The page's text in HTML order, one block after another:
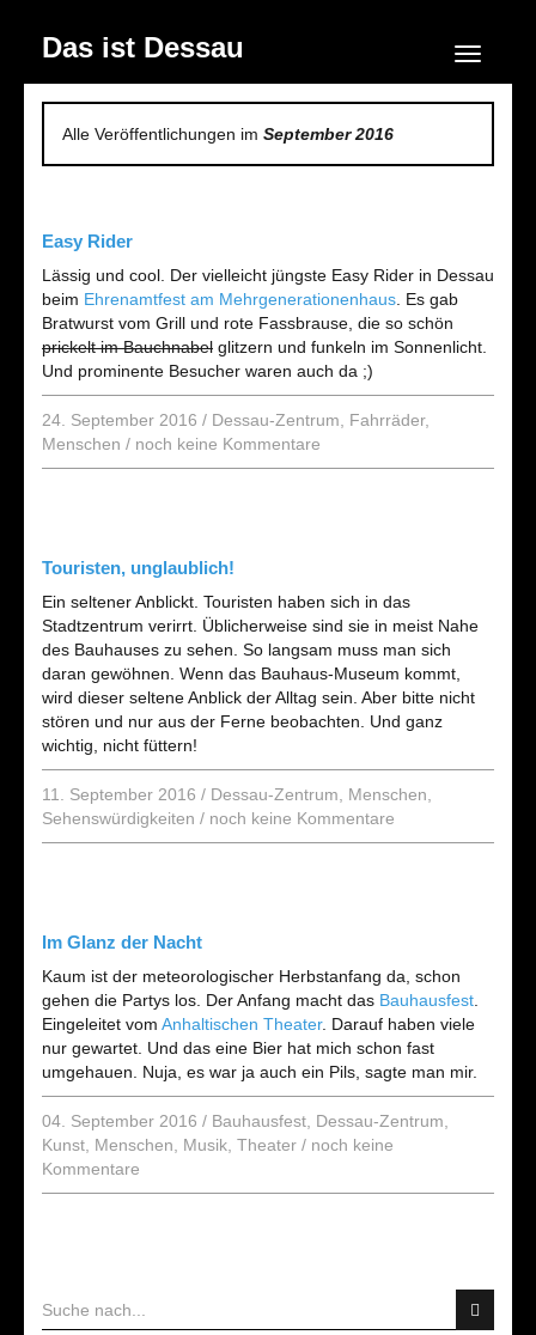
Das ist Dessau Navigation
Alle Veröffentlichungen im September 2016
Easy Rider
Lässig und cool. Der vielleicht jüngste Easy Rider in Dessau
beim Ehrenamtfest am Mehrgenerationenhaus . Es gab
Bratwurst vom Grill und rote Fassbrause, die so schön
prickelt im Bauchnabel glitzern und funkeln im Sonnenlicht.
Und prominente Besucher waren auch da ;)
24. September 2016 / Dessau-Zentrum Fahrräder,
Menschen / noch keine Kommentare
Touristen, unglaublich!
Ein seltener Anblickt. Touristen haben sich in das
Stadtzentrum verirrt. Üblicherweise sind sie in meist Nahe
des Bauhauses zu sehen. So langsam muss man sich
daran gewöhnen. Wenn das Bauhaus-Museum kommt,
wird dieser seltene Anblick der Alltag sein. Aber bitte nicht
stören und nur aus der Ferne beobachten. Und ganz
wichtig, nicht füttern!
11. September 2016 / Dessau-Zentrum Menschen
Sehenswürdigkeiten / noch keine Kommentare
Im Glanz der Nacht
Kaum ist der meteorologischer Herbstanfang da, schon
gehen die Partys los. Der Anfang macht das Bauhausfest
Eingeleitet vom Anhaltischen Theater. Darauf haben viele
nur gewartet. Und das eine Bier hat mich schon fast
umgehauen. Nuja, es war ja auch ein Pils, sagte man mir.
04. September 2016 / Bauhausfest Dessau-Zentrum
Kunst Menschen Musik Theater / noch keine
Kommentare